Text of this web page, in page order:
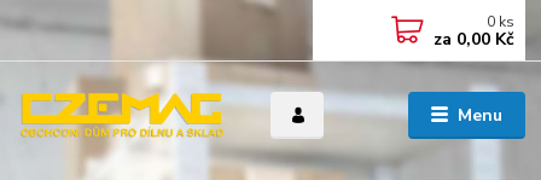
Menu
0 ks
za 0,00 Kč